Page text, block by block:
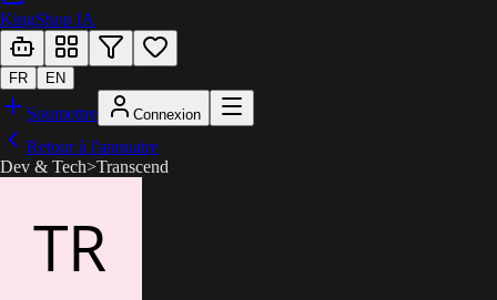
KingShop IA
FR EN
Soumettre Connexion
Retour à l'annuaire
Dev & Tech>Transcend